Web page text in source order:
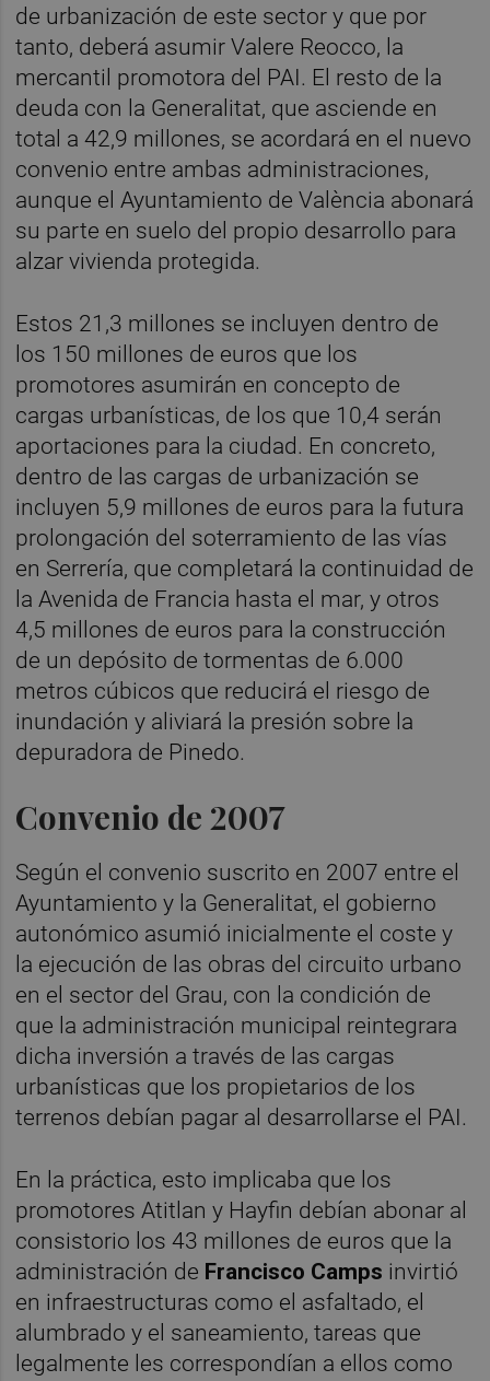
de urbanización de este sector y que por
tanto, deberá asumir Valere Reocco, la
mercantil promotora del PAI. El resto de la
deuda con la Generalitat, que asciende en
total a 42,9 millones, se acordará en el nuevo
convenio entre ambas administraciones,
aunque el Ayuntamiento de València abonará
su parte en suelo del propio desarrollo para
alzar vivienda protegida.
Estos 21,3 millones se incluyen dentro de
los 150 millones de euros que los
promotores asumirán en concepto de
cargas urbanísticas, de los que 10,4 serán
aportaciones para la ciudad. En concreto,
dentro de las cargas de urbanización se
incluyen 5,9 millones de euros para la futura
prolongación del soterramiento de las vías
en Serrería, que completará la continuidad de
la Avenida de Francia hasta el mar, y otros
4,5 millones de euros para la construcción
de un depósito de tormentas de 6.000
metros cúbicos que reducirá el riesgo de
inundación y aliviará la presión sobre la
depuradora de Pinedo.
Convenio de 2007
Según el convenio suscrito en 2007 entre el
Ayuntamiento y la Generalitat, el gobierno
autonómico asumió inicialmente el coste y
la ejecución de las obras del circuito urbano
en el sector del Grau, con la condición de
que la administración municipal reintegrara
dicha inversión a través de las cargas
urbanísticas que los propietarios de los
terrenos debían pagar al desarrollarse el PAI.
En la práctica, esto implicaba que los
promotores Atitlan y Hayfin debían abonar al
consistorio los 43 millones de euros que la
administración de Francisco Camps invirtió
en infraestructuras como el asfaltado, el
alumbrado y el saneamiento, tareas que
legalmente les correspondían a ellos como